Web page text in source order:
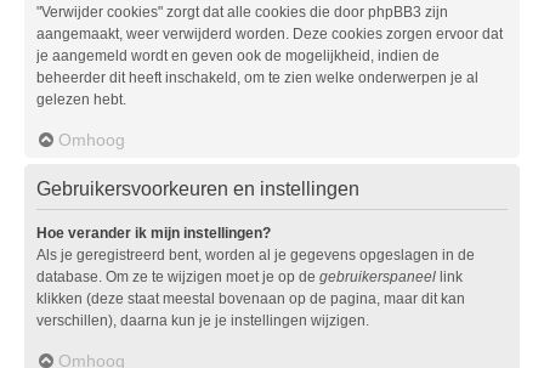
"Verwijder cookies" zorgt dat alle cookies die door phpBB3 zijn
aangemaakt, weer verwijderd worden. Deze cookies zorgen ervoor dat
je aangemeld wordt en geven ook de mogelijkheid, indien de
beheerder dit heeft inschakeld, om te zien welke onderwerpen je al
gelezen hebt.
Omhoog
Gebruikersvoorkeuren en instellingen
Hoe verander ik mijn instellingen?
Als je geregistreerd bent, worden al je gegevens opgeslagen in de
database. Om ze te wijzigen moet je op de gebruikerspaneel link
klikken (deze staat meestal bovenaan op de pagina, maar dit kan
verschillen), daarna kun je je instellingen wijzigen.
Omhoog